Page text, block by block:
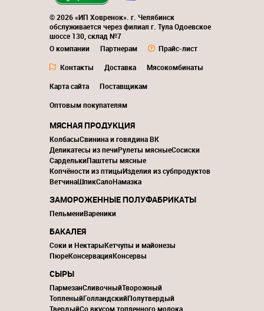
© 2026 «ИП Ховренок». г. Челябинск
обслуживается через филиал г. Тула Одоевское
шоссе 130, склад №7
О компании
Партнерам
Прайс-лист
Контакты
Доставка
Мясокомбинаты
Карта сайта
Поставщикам
Оптовым покупателям
МЯСНАЯ ПРОДУКЦИЯ
КолбасыСвинина и говядина ВК
Деликатесы из печиРулеты мясныеСосиски
СарделькиПаштеты мясные
Копчёности из птицыИзделия из субпродуктов
ВетчинаШпикСалоНамазка
ЗАМОРОЖЕННЫЕ ПОЛУФАБРИКАТЫ
ПельмениВареники
БАКАЛЕЯ
Соки и НектарыКетчупы и майонезы
ПюреКонсервацияКонсервы
СЫРЫ
ПармезанСливочныйТворожный
ТопленыйГолландскийПолутвердый
ТвердыйСо вкусом топленного молока